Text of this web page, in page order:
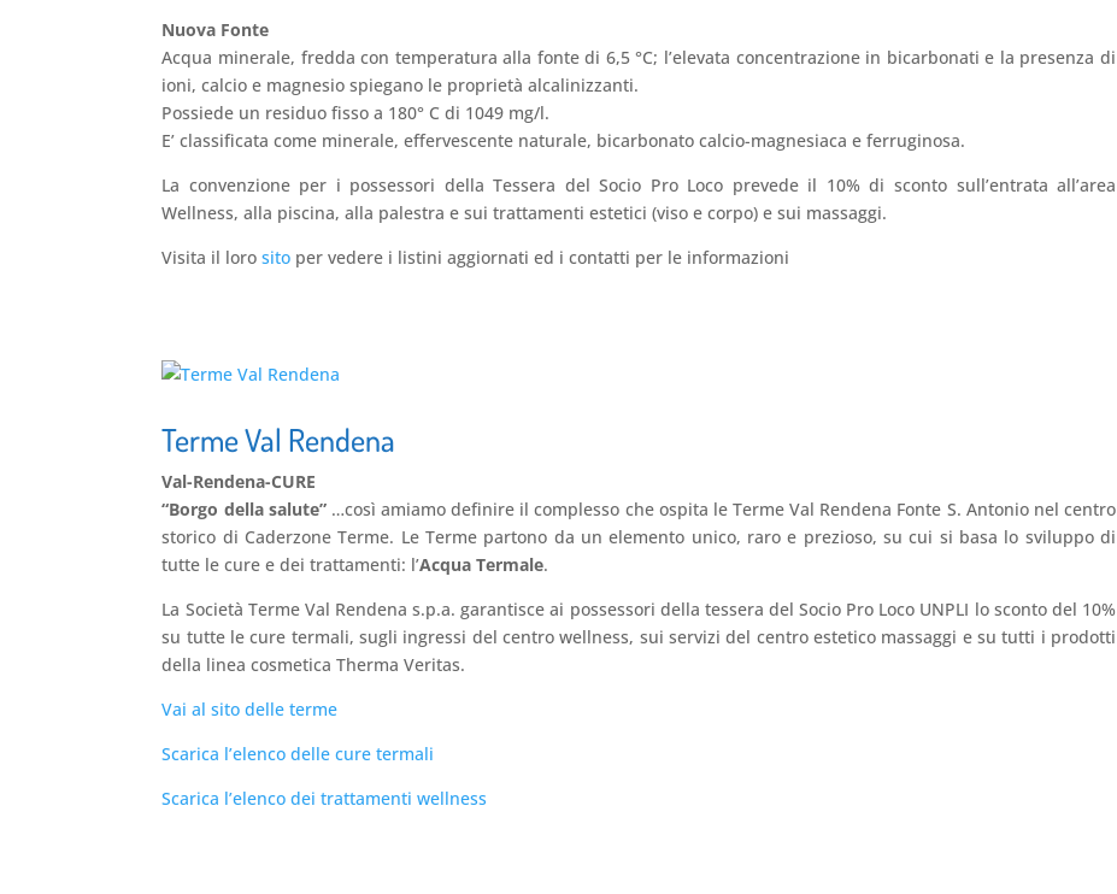
Nuova Fonte
Acqua minerale, fredda con temperatura alla fonte di 6,5 °C; l’elevata concentrazione in bicarbonati e la presenza di
ioni, calcio e magnesio spiegano le proprietà alcalinizzanti.
Possiede un residuo fisso a 180° C di 1049 mg/l.
E’ classificata come minerale, effervescente naturale, bicarbonato calcio-magnesiaca e ferruginosa.
La convenzione per i possessori della Tessera del Socio Pro Loco prevede il 10% di sconto sull’entrata all’area
Wellness, alla piscina, alla palestra e sui trattamenti estetici (viso e corpo) e sui massaggi.
Visita il lorosito per vedere i listini aggiornati ed i contatti per le informazioni
Terme Val Rendena
Val-Rendena-CURE
“Borgo della salute” …così amiamo definire il complesso che ospita le Terme Val Rendena Fonte S. Antonio nel centro
storico di Caderzone Terme. Le Terme partono da un elemento unico, raro e prezioso, su cui si basa lo sviluppo di
tutte le cure e dei trattamenti: l’Acqua Termale.
La Società Terme Val Rendena s.p.a. garantisce ai possessori della tessera del Socio Pro Loco UNPLI lo sconto del 10%
su tutte le cure termali, sugli ingressi del centro wellness, sui servizi del centro estetico massaggi e su tutti i prodotti
della linea cosmetica Therma Veritas.
Vai al sito delle terme
Scarica l’elenco delle cure termali
Scarica l’elenco dei trattamenti wellness